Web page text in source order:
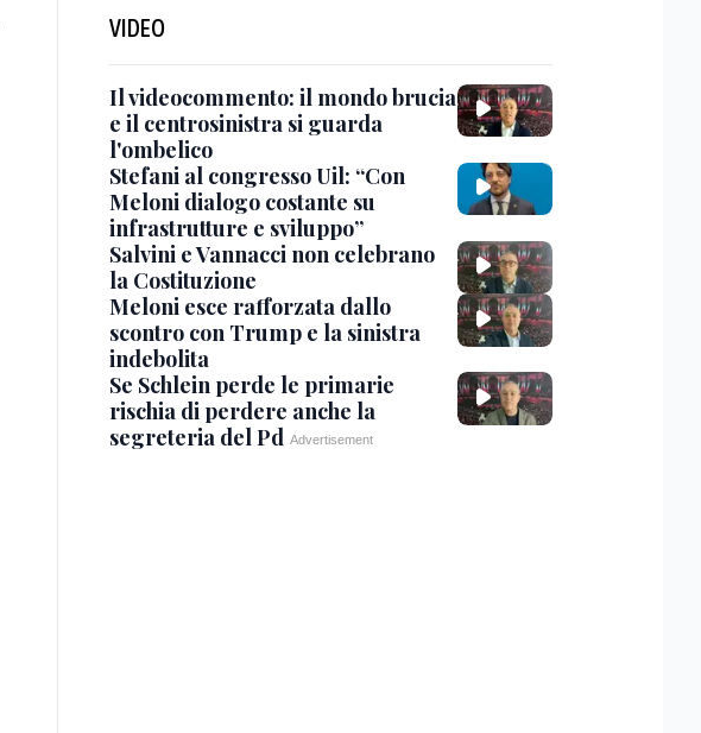
VIDEO
Il videocommento: il mondo brucia
e il centrosinistra si guarda
l'ombelico
Stefani al congresso Uil: “Con
Meloni dialogo costante su
infrastrutture e sviluppo”
Salvini e Vannacci non celebrano
la Costituzione
Meloni esce rafforzata dallo
scontro con Trump e la sinistra
indebolita
Se Schlein perde le primarie
rischia di perdere anche la
segreteria del Pd